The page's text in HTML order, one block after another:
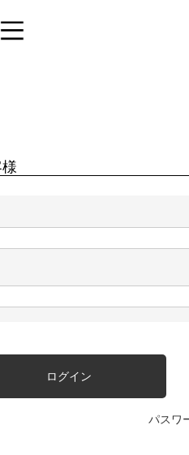
ログイン
パスワ